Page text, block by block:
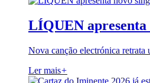
LÍQUEN apresenta
Nova canção electrónica retrata
Ler mais+